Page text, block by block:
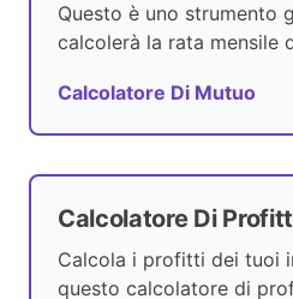
Questo è uno strumento
calcolerà la rata mensile
Calcolatore Di Mutuo
Calcolatore Di
Calcola i profitti dei tuoi
questo calcolatore di